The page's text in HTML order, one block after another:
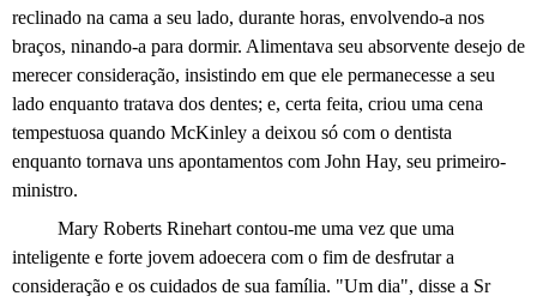
reclinado na cama a seu lado, durante horas, envolvendo-a nos
braços, ninando-a para dormir. Alimentava seu absorvente desejo de
merecer consideração, insistindo em que ele permanecesse a seu
lado enquanto tratava dos dentes; e, certa feita, criou uma cena
tempestuosa quando McKinley a deixou só com o dentista
enquanto tornava uns apontamentos com John Hay, seu primeiro-
ministro.
Mary Roberts Rinehart contou-me uma vez que uma
inteligente e forte jovem adoecera com o fim de desfrutar a
consideração e os cuidados de sua família. "Um dia", disse a Sr